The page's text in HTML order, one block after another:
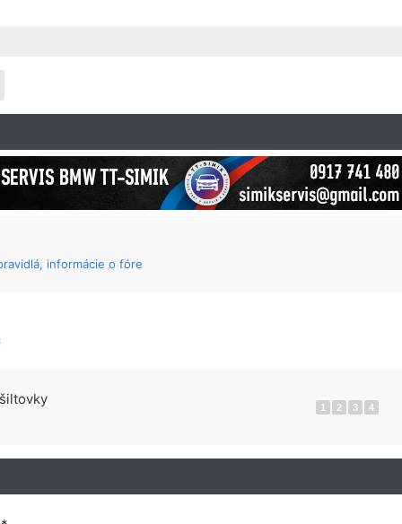
informácie o fóre
1 2 3 4